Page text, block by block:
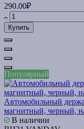
290.00₽
Купить
Популярный
Автомобильный
магнитный, черный,
В наличии